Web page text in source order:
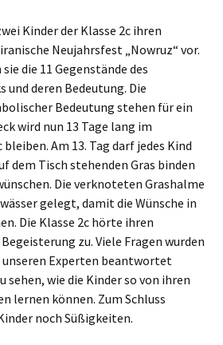
Kinder der Klasse 2c ihren
Neujahrsfest „Nowruz“ vor.
die 11 Gegenstände des
deren Bedeutung. Die
Bedeutung stehen für ein
wird nun 13 Tage lang im
Am 13. Tag darf jedes Kind
dem Tisch stehenden Gras binden
Die verknoteten Grashalme
gelegt, damit die Wünsche in
Die Klasse 2c hörte ihren
zu. Viele Fragen wurden
Experten beantwortet
sehen, wie die Kinder so von ihren
lernen können. Zum Schluss
noch Süßigkeiten.